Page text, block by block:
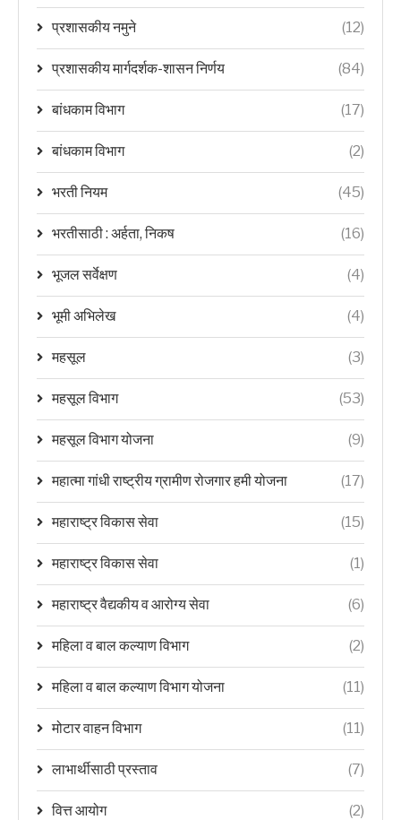
प्रशासकीय नमुने (12)
प्रशासकीय मार्गदर्शक-शासन निर्णय (84)
बांधकाम विभाग (17)
बांधकाम विभाग (2)
भरती नियम (45)
भरतीसाठी : अर्हता, निकष (16)
भूजल सर्वेक्षण (4)
भूमी अभिलेख (4)
महसूल (3)
महसूल विभाग (53)
महसूल विभाग योजना (9)
महात्मा गांधी राष्ट्रीय ग्रामीण रोजगार हमी योजना (17)
महाराष्ट्र विकास सेवा (15)
महाराष्ट्र विकास सेवा (1)
महाराष्ट्र वैद्यकीय व आरोग्य सेवा (6)
महिला व बाल कल्याण विभाग (2)
महिला व बाल कल्याण विभाग योजना (11)
मोटार वाहन विभाग (11)
लाभार्थीसाठी प्रस्ताव (7)
वित्त आयोग (2)